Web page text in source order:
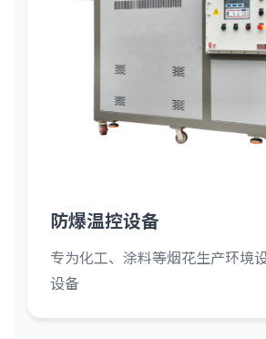
防爆温控设备
专为化工、涂料等烟花生产环境
设备